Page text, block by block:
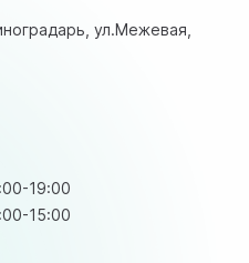
ул.Межевая,
19:00
15:00